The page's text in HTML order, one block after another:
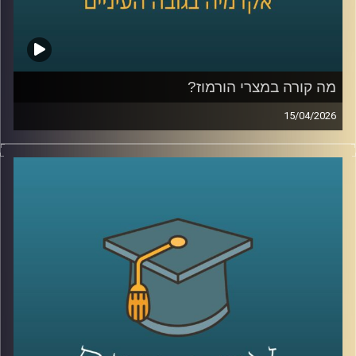
הספר הבינלאומי ע״ש רפאל רקנאטי באוניברסיטת רייכמן,
מהשירות כחייל בודד בצנחנים, דרך שליחויות ברחבי העולם,
בברית המועצות לשעבר, בקייפטאון, בוסטון ורומא ועד
לעבודה יומיומית עם אלפי סטודנטים בינלאומיים, הוא רואה
מקרוב איך העולם משתנה, ואיך צעירים יהודים מקבלים
החלטות שמעצבות את העתיד שלהם.
אז מה באמת קורה היום בקמפוסים?
AudioVersity
מה קורה במצרי הורמוז?
15/04/2026
בשבועות האחרונים אנחנו שומעים אמירות דרמטיות סביב
מצרי הורמוז, דיבורים על מצור, איומים מצד איראן, ואפילו
אבל מה שמעניין הוא שלא צריך מלחמה בפועל כדי להזיז את
העולם, מספיק חשש.
איך מעבר ימי יחסית קטן מצליח להשפיע על מחירי האנרגיה,
על שרשראות אספקה, ובסוף גם על יוקר המחיה של כולנו?
ולמה גם מדינות שלא תלויות בו ישירות, עדיין מושפעות מכל
מה שקורה שם?